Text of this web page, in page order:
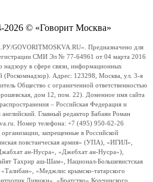
© «Говорит Москва»
GOVORITMOSKVA.RU». Предназначено для
СМИ Эл № 77-64961 от 04 марта 2016
в сфере связи, информационных
(Роскомнадзор). Адрес: 123298, Москва, ул. 3-я
Общество с ограниченной ответственностью
дом 12, пом. 22). Доменное имя сайта
– Российская Федерация и
Главный редактор Бабаян Роман
Номер телефона: +7 (495) 950-62-26
запрещенные в Российской
повстанческая армия» (УПА), «ИГИЛ»,
ан-Нусра», «Джебхат ан-Нусра»),
Тахрир аш-Шам», Национал-Большевистская
«Меджлис крымско-татарского
Дивижн», «Братство» Корчинского,